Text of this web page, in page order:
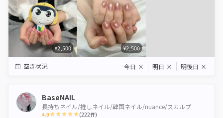
¥2,500 ¥2,500
空き状況 今日 × 明日 × 明後日 ×
BaseNAIL
長持ちネイル/推しネイル/韓国ネイル/nuance/スカルプ
4.9 (222件)